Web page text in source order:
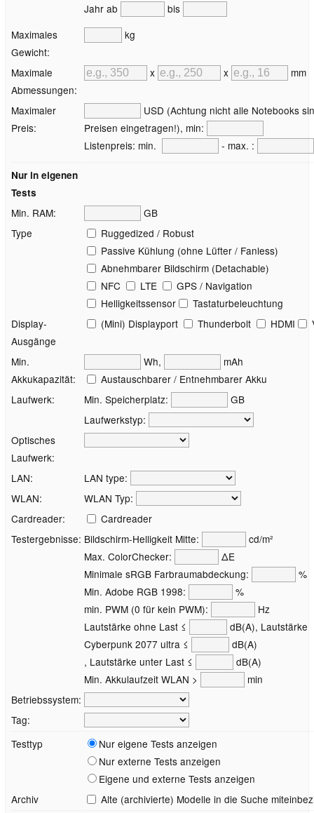
Jahr ab
bis
Maximales
Gewicht:
kg
Maximale
Abmessungen:
x x mm
Maximaler
Preis:
USD (Achtung nicht alle Notebooks
Preisen eingetragen!), min:
Listenpreis: min.
- max. :
Nur in eigenen
Tests
Min. RAM:
GB
Type
Ruggedized / Robust
Passive Kühlung (ohne Lüfter / Fanless)
Abnehmbarer Bildschirm (Detachable)
NFC
LTE
GPS / Navigation
Helligkeitssensor
Tastaturbeleuchtung
Display-
Ausgänge
(Mini) Displayport Thunderbolt HDMI
Min.
Akkukapazität:
Wh,
mAh
Austauschbarer / Entnehmbarer Akku
Laufwerk:
Min. Speicherplatz:
GB
Laufwerkstyp:
Optisches
Laufwerk:
LAN:
LAN type:
WLAN:
WLAN Typ:
Cardreader:
Cardreader
Testergebnisse: Bildschirm-Helligkeit Mitte:
cd/m²
Max. ColorChecker:
ΔE
Minimale sRGB Farbraumabdeckung:
%
Min. Adobe RGB 1998:
%
min. PWM (0 für kein PWM):
Hz
Lautstärke ohne Last ≤
dB(A), Lautstärke
Cyberpunk 2077 ultra ≤
dB(A)
, Lautstärke unter Last ≤
dB(A)
Min. Akkulaufzeit WLAN >
min
Betriebssystem:
Tag:
Testtyp
Nur eigene Tests anzeigen
Nur externe Tests anzeigen
Eigene und externe Tests anzeigen
Archiv
Alte (archivierte) Modelle in die Suche